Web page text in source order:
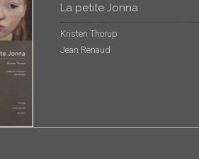
La petite Jonna
Kristen Thorup
Jean Renaud